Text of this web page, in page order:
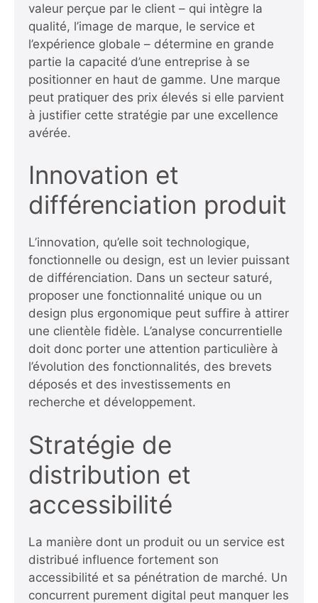
valeur perçue par le client – qui intègre la
qualité, l’image de marque, le service et
l’expérience globale – détermine en grande
partie la capacité d’une entreprise à se
positionner en haut de gamme. Une marque
peut pratiquer des prix élevés si elle parvient
à justifier cette stratégie par une excellence
avérée.
Innovation et
différenciation produit
L’innovation, qu’elle soit technologique,
fonctionnelle ou design, est un levier puissant
de différenciation. Dans un secteur saturé,
proposer une fonctionnalité unique ou un
design plus ergonomique peut suffire à attirer
une clientèle fidèle. L’analyse concurrentielle
doit donc porter une attention particulière à
l’évolution des fonctionnalités, des brevets
déposés et des investissements en
recherche et développement.
Stratégie de
distribution et
accessibilité
La manière dont un produit ou un service est
distribué influence fortement son
accessibilité et sa pénétration de marché. Un
concurrent purement digital peut manquer les